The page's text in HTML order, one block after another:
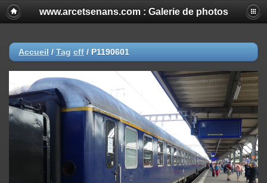
www.arcetsenans.com : Galerie de photos
Accueil / Tag cff / P1190601